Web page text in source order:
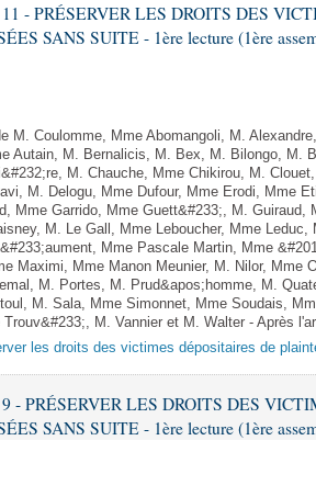
11 - PRÉSERVER LES DROITS DES
SANS SUITE - 1ère lecture (1ère
M. Coulomme, Mme Abomangoli, M.
Autain, M. Bernalicis, M. Bex, M. Bilongo, M.
M. Chauche, Mme Chikirou, M.
M. Delogu, Mme Dufour, Mme Erodi, Mme
Mme Garrido, Mme Guett&#233;, M.
M. Le Gall, Mme Leboucher, Mme
Mme Pascale Martin, Mme
Maximi, Mme Manon Meunier, M. Nilor, Mme
M. Portes, M. Prud&apos;homme, M.
M. Sala, Mme Simonnet, Mme Soudais,
Trouv&#233;, M. Vannier et M. Walter - Après
les droits des victimes dépositaires de
9 - PRÉSERVER LES DROITS DES
SANS SUITE - 1ère lecture (1ère